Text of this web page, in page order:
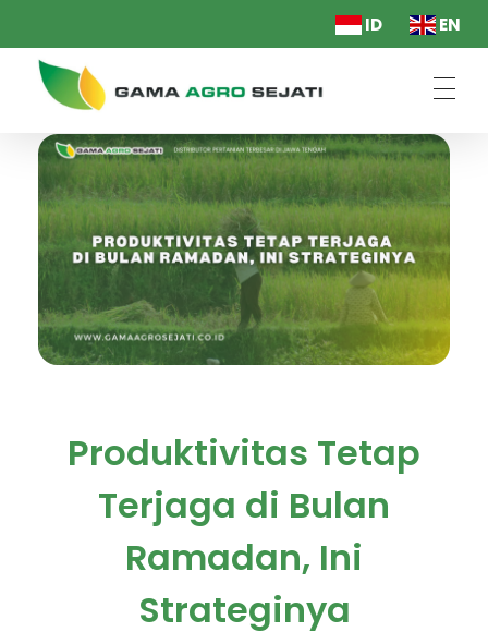
Produktivitas Tetap
Terjaga di Bulan
Ramadan, Ini
Strateginya
EN
ID